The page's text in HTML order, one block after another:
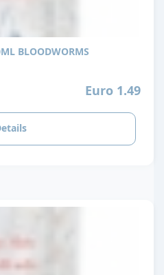
BLOODWORMS
Euro 1.49